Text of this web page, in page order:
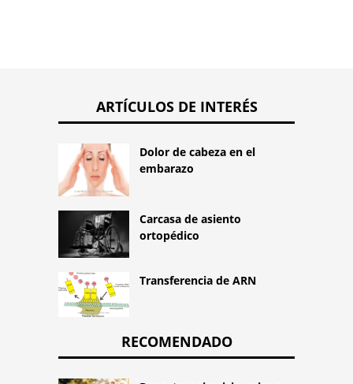
ARTÍCULOS DE INTERÉS
Dolor de cabeza en el
embarazo
Carcasa de asiento
ortopédico
Transferencia de ARN
RECOMENDADO